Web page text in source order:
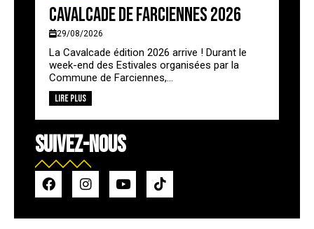
Cavalcade de Farciennes 2026
29/08/2026
La Cavalcade édition 2026 arrive ! Durant le
week-end des Estivales organisées par la
Commune de Farciennes,...
Lire plus
SUIVEZ-NOUS